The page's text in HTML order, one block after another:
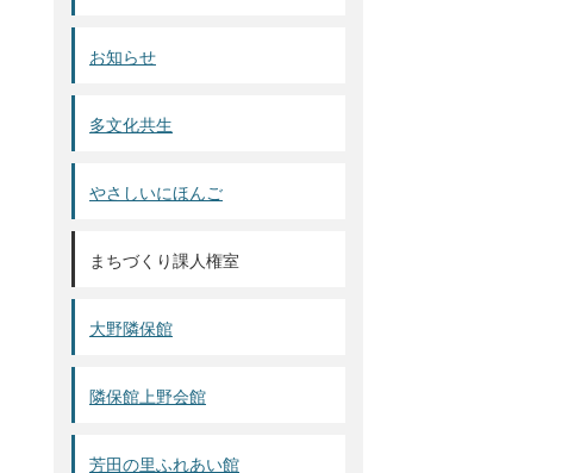
お知らせ
多文化共生
やさしいにほんご
まちづくり課人権室
大野隣保館
隣保館上野会館
芳田の里ふれあい館